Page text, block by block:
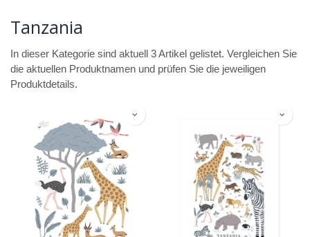
Tanzania
In dieser Kategorie sind aktuell 3 Artikel gelistet. Vergleichen Sie
die aktuellen Produktnamen und prüfen Sie die jeweiligen
Produktdetails.